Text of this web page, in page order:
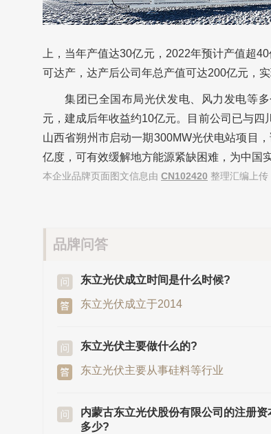
上，当年产值达30亿元，2022年预计产值超
可达产，达产后公司年总产值可达200亿元，实
集团已全国布局光伏发电、风力发电等
元，建成后年收益约10亿元。目前公司已与
山西省朔州市启动一期300MW光伏电站项目
亿度，可有效缓解地方能源紧缺困难，为中国
本企业品牌页面图文信息由 CN102420 整理汇编上
品牌问答
东立光伏成立时间是什么时候?
东立光伏成立于2014
东立光伏主要做什么的?
东立光伏主要从事硅料等行业
内蒙古东立光伏股份有限公司的注册资
多少?